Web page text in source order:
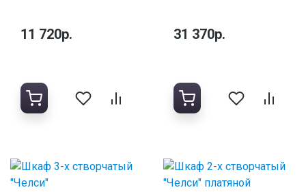
11 720р. 31 370р.